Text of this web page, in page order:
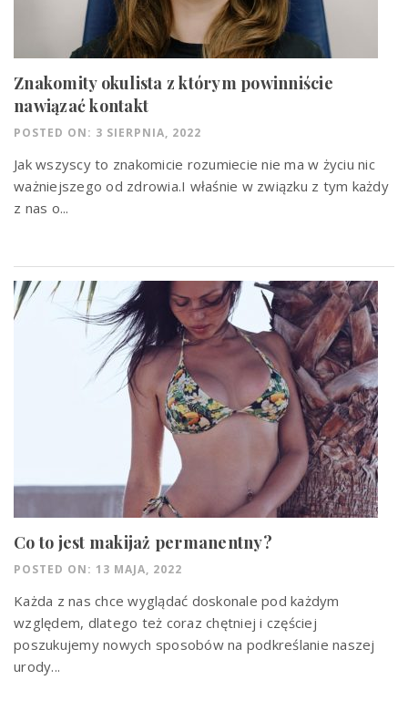
Znakomity okulista z którym powinniście
nawiązać kontakt
POSTED ON: 3 SIERPNIA, 2022
Jak wszyscy to znakomicie rozumiecie nie ma w życiu nic
ważniejszego od zdrowia.I właśnie w związku z tym każdy
z nas o...
Co to jest makijaż permanentny?
POSTED ON: 13 MAJA, 2022
Każda z nas chce wyglądać doskonale pod każdym
względem, dlatego też coraz chętniej i częściej
poszukujemy nowych sposobów na podkreślanie naszej
urody...